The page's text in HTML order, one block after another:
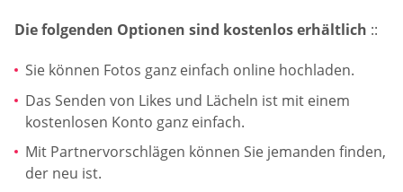
Die folgenden Optionen sind kostenlos erhältlich ::
Sie können Fotos ganz einfach online hochladen.
Das Senden von Likes und Lächeln ist mit einem
kostenlosen Konto ganz einfach.
Mit Partnervorschlägen können Sie jemanden finden,
der neu ist.